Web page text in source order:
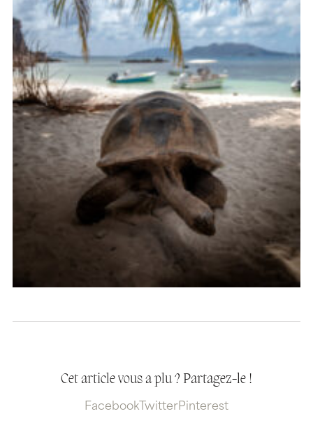
Cet article vous a plu ? Partagez-le !
Facebook TwitterPinterest